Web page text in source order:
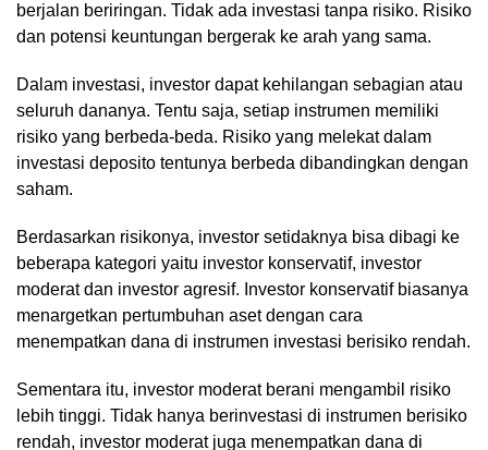
berjalan beriringan. Tidak ada investasi tanpa risiko. Risiko
dan potensi keuntungan bergerak ke arah yang sama.
Dalam investasi, investor dapat kehilangan sebagian atau
seluruh dananya. Tentu saja, setiap instrumen memiliki
risiko yang berbeda-beda. Risiko yang melekat dalam
investasi deposito tentunya berbeda dibandingkan dengan
saham.
Berdasarkan risikonya, investor setidaknya bisa dibagi ke
beberapa kategori yaitu investor konservatif, investor
moderat dan investor agresif. Investor konservatif biasanya
menargetkan pertumbuhan aset dengan cara
menempatkan dana di instrumen investasi berisiko rendah.
Sementara itu, investor moderat berani mengambil risiko
lebih tinggi. Tidak hanya berinvestasi di instrumen berisiko
rendah, investor moderat juga menempatkan dana di